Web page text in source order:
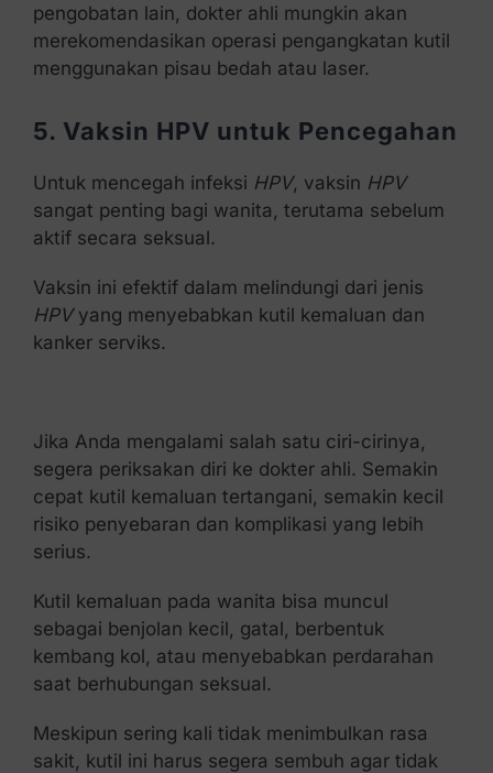
pengobatan lain, dokter ahli mungkin akan
merekomendasikan operasi pengangkatan kutil
menggunakan pisau bedah atau laser.
5. Vaksin HPV untuk Pencegahan
Untuk mencegah infeksi HPV, vaksin HPV
sangat penting bagi wanita, terutama sebelum
aktif secara seksual.
Vaksin ini efektif dalam melindungi dari jenis
HPVyang menyebabkan kutil kemaluan dan
kanker serviks.
Jika Anda mengalami salah satu ciri-cirinya,
segera periksakan diri ke dokter ahli. Semakin
cepat kutil kemaluan tertangani, semakin kecil
risiko penyebaran dan komplikasi yang lebih
serius.
Kutil kemaluan pada wanita bisa muncul
sebagai benjolan kecil, gatal, berbentuk
kembang kol, atau menyebabkan perdarahan
saat berhubungan seksual.
Meskipun sering kali tidak menimbulkan rasa
sakit, kutil ini harus segera sembuh agar tidak